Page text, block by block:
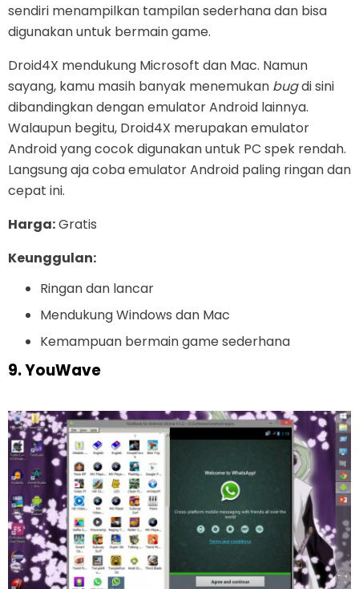
sendiri menampilkan tampilan sederhana dan bisa
digunakan untuk bermain game.
Droid4X mendukung Microsoft dan Mac. Namun
sayang, kamu masih banyak menemukan bugdi sini
dibandingkan dengan emulator Android lainnya.
Walaupun begitu, Droid4X merupakan emulator
Android yang cocok digunakan untuk PC spek rendah.
Langsung aja coba emulator Android paling ringan dan
cepat ini.
Harga:Gratis
Keunggulan:
Ringan dan lancar
Mendukung Windows dan Mac
Kemampuan bermain game sederhana
9. YouWave